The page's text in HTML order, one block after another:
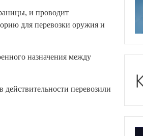
и проводит
для перевозки оружия и
назначения между
перевозили